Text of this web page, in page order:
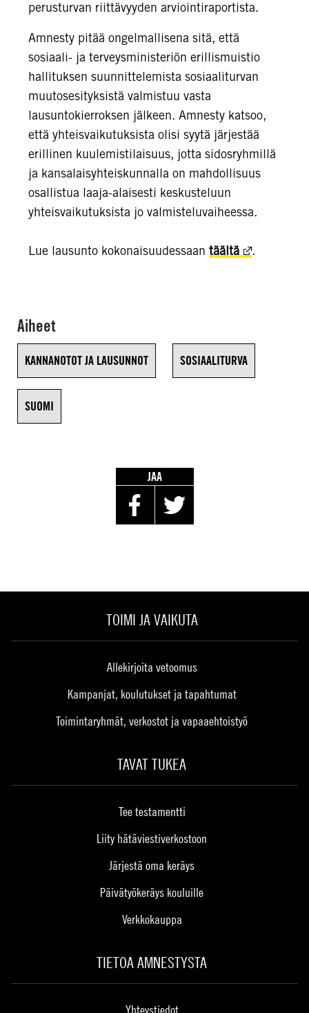
perusturvan riittävyyden arviointiraportista.
Amnesty pitää ongelmallisena sitä, että
sosiaali- ja terveysministeriön erillismuistio
hallituksen suunnittelemista sosiaaliturvan
muutosesityksistä valmistuu vasta
lausuntokierroksen jälkeen. Amnesty katsoo,
että yhteisvaikutuksista olisi syytä järjestää
erillinen kuulemistilaisuus, jotta sidosryhmillä
ja kansalaisyhteiskunnalla on mahdollisuus
osallistua laaja-alaisesti keskusteluun
yhteisvaikutuksista jo valmisteluvaiheessa.
Lue lausunto kokonaisuudessaan täältä .
Aiheet
KANNANOTOT JA LAUSUNNOT SOSIAALITURVA
SUOMI
JAA
TOIMI JA VAIKUTA
Allekirjoita vetoomus
Kampanjat, koulutukset ja tapahtumat
Toimintaryhmät, verkostot ja vapaaehtoistyö
TAVAT TUKEA
Tee testamentti
Liity hätäviestiverkostoon
Järjestä oma keräys
Päivätyökeräys kouluille
Verkkokauppa
TIETOA AMNESTYSTA